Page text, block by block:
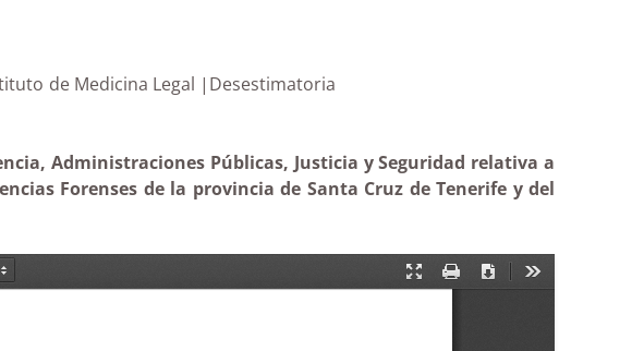
del Instituto de Medicina Legal |Desestimatoria
Administraciones Públicas, Justicia y Seguridad relativa a
Forenses de la provincia de Santa Cruz de Tenerife y del